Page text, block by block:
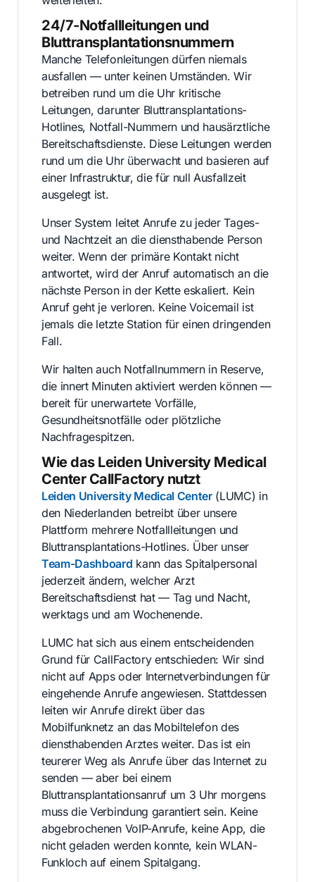
24/7-Notfallleitungen und
Bluttransplantationsnummern
Manche Telefonleitungen dürfen niemals
ausfallen — unter keinen Umständen. Wir
betreiben rund um die Uhr kritische
Leitungen, darunter Bluttransplantations-
Hotlines, Notfall-Nummern und hausärztliche
Bereitschaftsdienste. Diese Leitungen werden
rund um die Uhr überwacht und basieren auf
einer Infrastruktur, die für null Ausfallzeit
ausgelegt ist.
Unser System leitet Anrufe zu jeder Tages-
und Nachtzeit an die diensthabende Person
weiter. Wenn der primäre Kontakt nicht
antwortet, wird der Anruf automatisch an die
nächste Person in der Kette eskaliert. Kein
Anruf geht je verloren. Keine Voicemail ist
jemals die letzte Station für einen dringenden
Fall.
Wir halten auch Notfallnummern in Reserve,
die innert Minuten aktiviert werden können —
bereit für unerwartete Vorfälle,
Gesundheitsnotfälle oder plötzliche
Nachfragespitzen.
Wie das Leiden University Medical
Center CallFactory nutzt
Leiden University Medical Center(LUMC) in
den Niederlanden betreibt über unsere
Plattform mehrere Notfallleitungen und
Bluttransplantations-Hotlines. Über unser
Team-Dashboard kann das Spitalpersonal
jederzeit ändern, welcher Arzt
Bereitschaftsdienst hat — Tag und Nacht,
werktags und am Wochenende.
LUMC hat sich aus einem entscheidenden
Grund für CallFactory entschieden: Wir sind
nicht auf Apps oder Internetverbindungen für
eingehende Anrufe angewiesen. Stattdessen
leiten wir Anrufe direkt über das
Mobilfunknetz an das Mobiltelefon des
diensthabenden Arztes weiter. Das ist ein
teurerer Weg als Anrufe über das Internet zu
senden — aber bei einem
Bluttransplantationsanruf um 3 Uhr morgens
muss die Verbindung garantiert sein. Keine
abgebrochenen VoIP-Anrufe, keine App, die
nicht geladen werden konnte, kein WLAN-
Funkloch auf einem Spitalgang.